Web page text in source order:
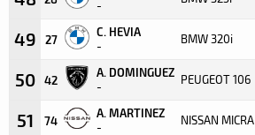
-
49 27
C. HEVIA
- BMW 320i
50 42
A. DOMINGUEZ
- PEUGEOT 106
51 74
A. MARTINEZ
- NISSAN MICRA